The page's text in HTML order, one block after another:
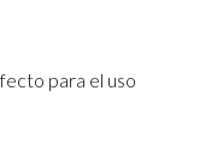
para el uso